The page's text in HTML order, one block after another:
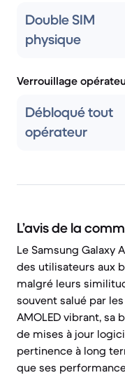
Double SIM
physique
Verrouillage
Débloqué tout
opérateur
L’avis de la
Le Samsung Galaxy
des utilisateurs aux
malgré leurs
souvent salué par
AMOLED vibrant, sa
de mises à jour
pertinence à long
que ses